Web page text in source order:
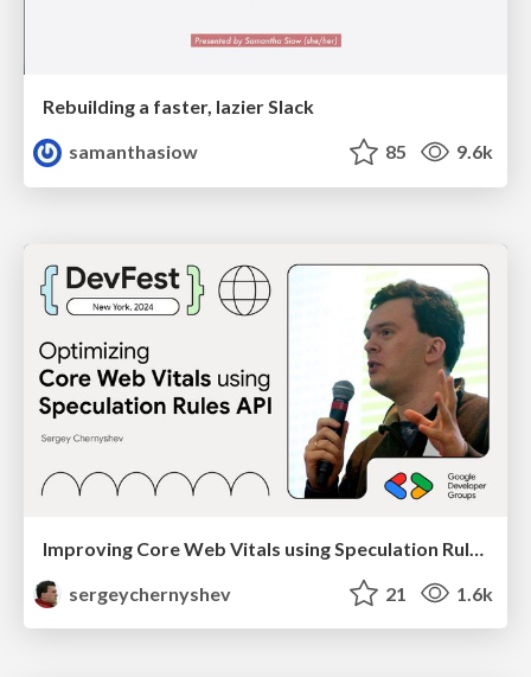
Rebuilding a faster, lazier Slack
samanthasiow
85 9.6k
sergeychernyshev
21 1.6k